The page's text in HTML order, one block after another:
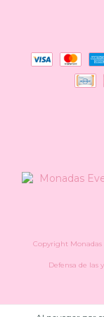
Copyright Monadas
Defensa de las